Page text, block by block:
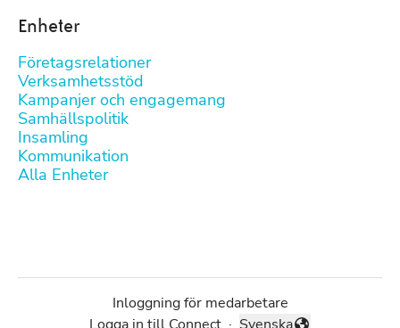
Enheter
Företagsrelationer
Verksamhetsstöd
Kampanjer och engagemang
Samhällspolitik
Insamling
Kommunikation
Alla Enheter
Inloggning för medarbetare